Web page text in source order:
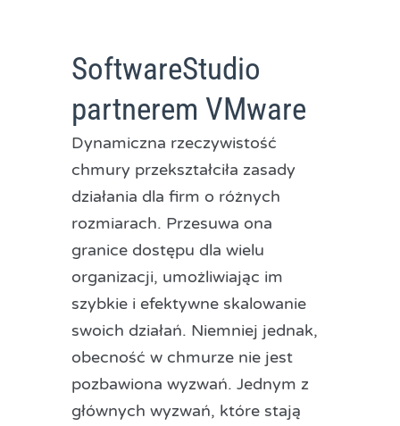
SoftwareStudio
partnerem VMware
Dynamiczna rzeczywistość
chmury przekształciła zasady
działania dla firm o różnych
rozmiarach. Przesuwa ona
granice dostępu dla wielu
organizacji, umożliwiając im
szybkie i efektywne skalowanie
swoich działań. Niemniej jednak,
obecność w chmurze nie jest
pozbawiona wyzwań. Jednym z
głównych wyzwań, które stają